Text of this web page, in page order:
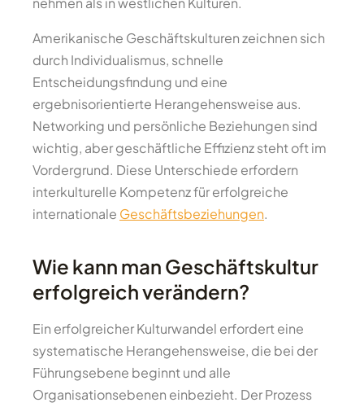
Amerikanische Geschäftskulturen zeichnen sich
durch Individualismus, schnelle
Entscheidungsfindung und eine
ergebnisorientierte Herangehensweise aus.
Networking und persönliche Beziehungen sind
wichtig, aber geschäftliche Effizienz steht oft im
Vordergrund. Diese Unterschiede erfordern
interkulturelle Kompetenz für erfolgreiche
internationale Geschäftsbeziehungen.
Wie kann man Geschäftskultur
erfolgreich verändern?
Ein erfolgreicher Kulturwandel erfordert eine
systematische Herangehensweise, die bei der
Führungsebene beginnt und alle
Organisationsebenen einbezieht. Der Prozess